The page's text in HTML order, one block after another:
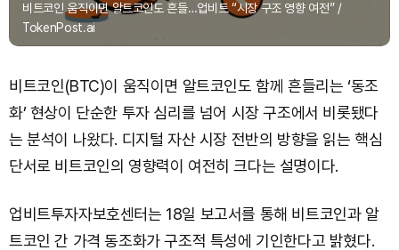
비트코인 움직이면 알트코인도 흔들…업비트 “시장 구조 영향 여전” /
TokenPost.ai
비트코인(BTC)이 움직이면 알트코인도 함께 흔들리는 ‘동조
화’ 현상이 단순한 투자 심리를 넘어 시장 구조에서 비롯됐다
는 분석이 나왔다. 디지털 자산 시장 전반의 방향을 읽는 핵심
단서로 비트코인의 영향력이 여전히 크다는 설명이다.
업비트투자자보호센터는 18일 보고서를 통해 비트코인과 알
트코인 간 가격 동조화가 구조적 특성에 기인한다고 밝혔다.